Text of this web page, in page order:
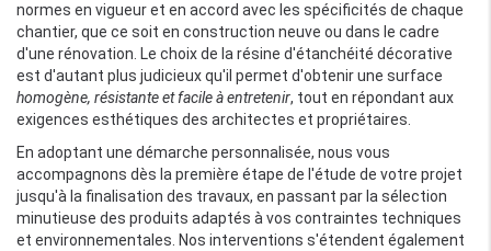
normes en vigueur et en accord avec les spécificités de chaque
chantier, que ce soit en construction neuve ou dans le cadre
d'une rénovation. Le choix de la résine d'étanchéité décorative
est d'autant plus judicieux qu'il permet d'obtenir une surface
homogène, résistante et facile à entretenir, tout en répondant aux
exigences esthétiques des architectes et propriétaires.
En adoptant une démarche personnalisée, nous vous
accompagnons dès la première étape de l'étude de votre projet
jusqu'à la finalisation des travaux, en passant par la sélection
minutieuse des produits adaptés à vos contraintes techniques
et environnementales. Nos interventions s'étendent également